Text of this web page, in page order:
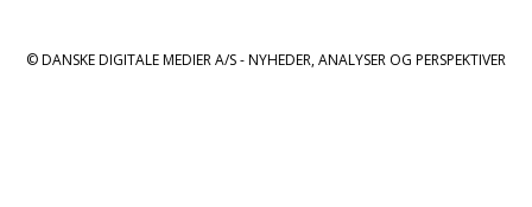
© DANSKE DIGITALE MEDIER A/S - NYHEDER, ANALYSER OG PERSPEKTIVER